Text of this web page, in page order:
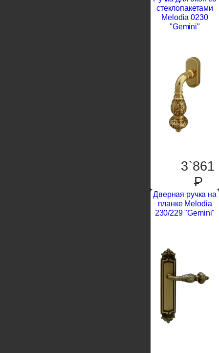
стеклопакетами
Melodia 0230
"Gemini"
3`861
P
Дверная ручка на
планке Melodia
230/229 "Gemini"